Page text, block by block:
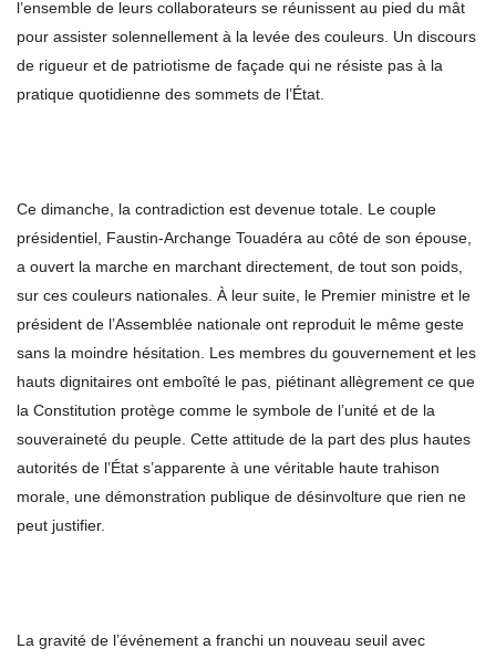
l’ensemble de leurs collaborateurs se réunissent au pied du mât
pour assister solennellement à la levée des couleurs. Un discours
de rigueur et de patriotisme de façade qui ne résiste pas à la
pratique quotidienne des sommets de l’État.
Ce dimanche, la contradiction est devenue totale. Le couple
présidentiel, Faustin-Archange Touadéra au côté de son épouse,
a ouvert la marche en marchant directement, de tout son poids,
sur ces couleurs nationales. À leur suite, le Premier ministre et le
président de l’Assemblée nationale ont reproduit le même geste
sans la moindre hésitation. Les membres du gouvernement et les
hauts dignitaires ont emboîté le pas, piétinant allègrement ce que
la Constitution protège comme le symbole de l’unité et de la
souveraineté du peuple. Cette attitude de la part des plus hautes
autorités de l’État s’apparente à une véritable haute trahison
morale, une démonstration publique de désinvolture que rien ne
peut justifier.
La gravité de l’événement a franchi un nouveau seuil avec